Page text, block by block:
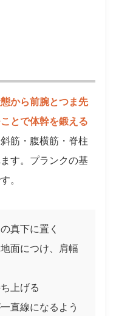
から前腕とつま先
とで体幹を鍛える
筋・腹横筋・脊柱
す。プランクの基
。
真下に置く
面につけ、肩幅
上げる
直線になるよう